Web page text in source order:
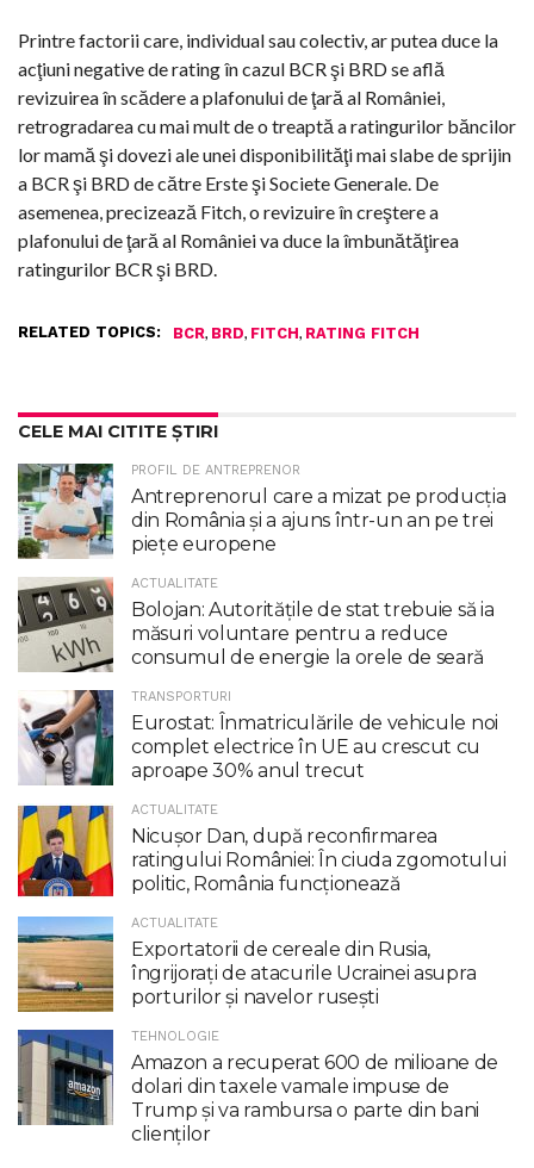
Printre factorii care, individual sau colectiv, ar putea duce la
acţiuni negative de rating în cazul BCR şi BRD se află
revizuirea în scădere a plafonului de ţară al României,
retrogradarea cu mai mult de o treaptă a ratingurilor băncilor
lor mamă şi dovezi ale unei disponibilităţi mai slabe de sprijin
a BCR şi BRD de către Erste şi Societe Generale. De
asemenea, precizează Fitch, o revizuire în creştere a
plafonului de ţară al României va duce la îmbunătăţirea
ratingurilor BCR şi BRD.
RELATED TOPICS: BCR, BRD, FITCH, RATING FITCH
CELE MAI CITITE ȘTIRI
PROFIL DE ANTREPRENOR
Antreprenorul care a mizat pe producția
din România și a ajuns într-un an pe trei
piețe europene
ACTUALITATE
Bolojan: Autoritățile de stat trebuie să ia
măsuri voluntare pentru a reduce
consumul de energie la orele de seară
TRANSPORTURI
Eurostat: Înmatriculările de vehicule noi
complet electrice în UE au crescut cu
aproape 30% anul trecut
ACTUALITATE
Nicuşor Dan, după reconfirmarea
ratingului României: În ciuda zgomotului
politic, România funcţionează
ACTUALITATE
Exportatorii de cereale din Rusia,
îngrijorați de atacurile Ucrainei asupra
porturilor și navelor rusești
TEHNOLOGIE
Amazon a recuperat 600 de milioane de
dolari din taxele vamale impuse de
Trump şi va rambursa o parte din bani
clienţilor